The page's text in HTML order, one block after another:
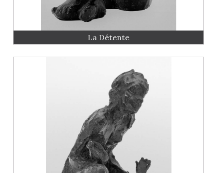
La Détente